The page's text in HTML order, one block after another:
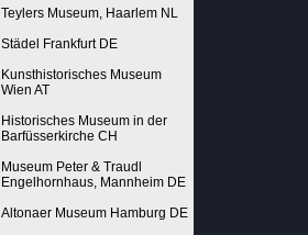
Teylers Museum, Haarlem NL
Städel Frankfurt DE
Kunsthistorisches Museum
Wien AT
Historisches Museum in der
Barfüsserkirche CH
Museum Peter & Traudl
Engelhornhaus, Mannheim DE
Altonaer Museum Hamburg DE